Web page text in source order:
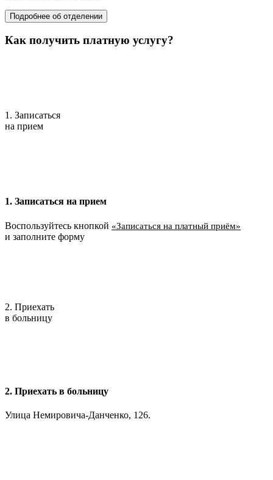
Подробнее об отделении
Как получить платную услугу?
1. Записаться
на прием
1. Записаться на прием
Воспользуйтесь кнопкой «Записаться на платный приём»
и заполните форму
2. Приехать
в больницу
2. Приехать в больницу
Улица Немировича-Данченко, 126.